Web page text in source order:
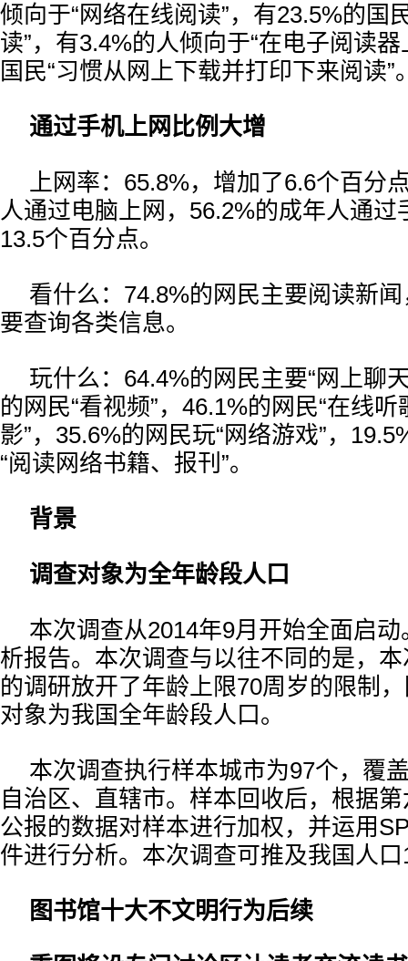
倾向于“网络在线阅读”，有23.5%的国
读”，有3.4%的人倾向于“在电子阅读
国民“习惯从网上下载并打印下来阅读”
通过手机上网比例大增
上网率：65.8%，增加了6.6个百分
人通过电脑上网，56.2%的成年人通过
13.5个百分点。
看什么：74.8%的网民主要阅读新
要查询各类信息。
玩什么：64.4%的网民主要“网上聊
的网民“看视频”，46.1%的网民“在线
影”，35.6%的网民玩“网络游戏”，
“阅读网络书籍、报刊”。
背景
调查对象为全年龄段人口
本次调查从2014年9月开始全面启
析报告。本次调查与以往不同的是，
的调研放开了年龄上限70周岁的限制
对象为我国全年龄段人口。
本次调查执行样本城市为97个，覆
自治区、直辖市。样本回收后，根据
公报的数据对样本进行加权，并运用
件进行分析。本次调查可推及我国人
图书馆十大不文明行为后续